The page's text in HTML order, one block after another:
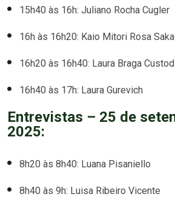
15h40 às 16h: Juliano Rocha Cugler
16h às 16h20: Kaio Mitori Rosa
16h20 às 16h40: Laura Braga
16h40 às 17h: Laura Gurevich
Entrevistas – 25 de
2025:
8h20 às 8h40: Luana Pisaniello
8h40 às 9h: Luisa Ribeiro Vicente